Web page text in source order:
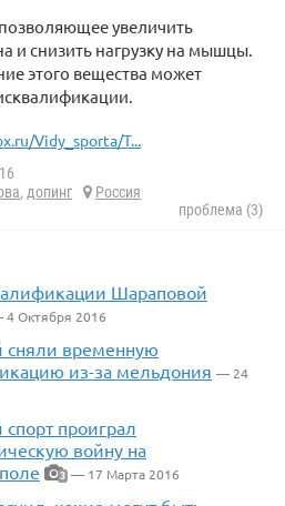
увеличить
и снизить нагрузку на мышцы.
этого вещества может
Vidy_sporta/T...
, допинг
Россия
проблема (3)
Шараповой
Октября 2016
сняли временную
из-за мельдония — 24
спорт проиграл
войну на
3 — 17 Марта 2016